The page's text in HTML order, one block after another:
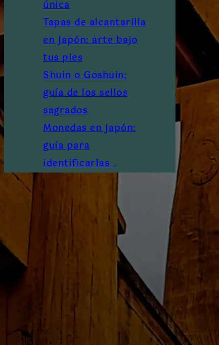
única
Tapas de alcantarilla
en Japón: arte bajo
tus pies
Shuin o Goshuin:
guía de los sellos
sagrados
Monedas en Japón:
guía para
identificarlas